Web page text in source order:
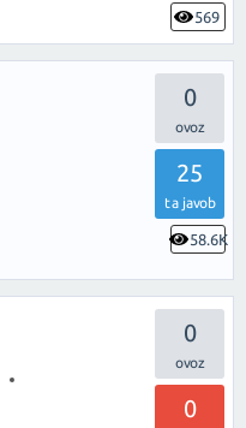
569
0
25
ta javob
58.6K
0
0